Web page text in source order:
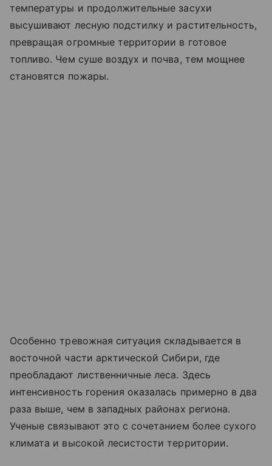
температуры и продолжительные засухи
высушивают лесную подстилку и растительность,
превращая огромные территории в готовое
топливо. Чем суше воздух и почва, тем мощнее
становятся пожары.
Особенно тревожная ситуация складывается в
восточной части арктической Сибири, где
преобладают лиственничные леса. Здесь
интенсивность горения оказалась примерно в два
раза выше, чем в западных районах региона.
Ученые связывают это с сочетанием более сухого
климата и высокой лесистости территории.